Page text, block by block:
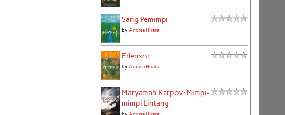
Sang Pemimpi
by Andrea Hirata
Edensor
by Andrea Hirata
Maryamah Karpov: Mimpi-
mimpi Lintang
by Andrea Hirata